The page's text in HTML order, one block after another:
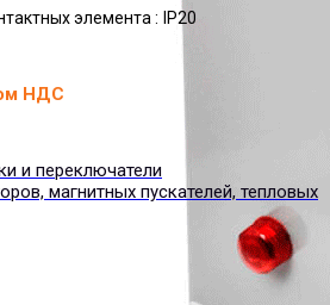
элемента : IP20
НДС
и переключатели
магнитных пускателей, тепловых